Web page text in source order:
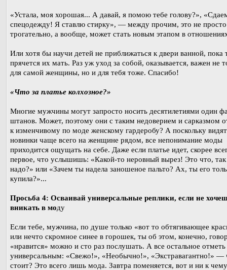
«Устала, моя хорошая... А давай, я помою тебе голову?»,
спецодежду! Я ставлю стирку», — между прочим, это не просто
трогательно, а вообще, может стать новым этапом в
Или хотя бы научи детей не приближаться к двери ванной, пока
прячется их мать. Раз уж уход за собой, оказывается, важен не
для самой женщины, но и для тебя тоже. Спасибо!
«Что за платье колхозное?»
Многие мужчины могут запросто носить десятилетиями один
штанов. Может, поэтому они с таким недоверием и сарказмом
к изменчивому по моде женскому гардеробу? А поскольку видят
новинки чаще всего на женщине рядом, все непонимание моды
приходится ощущать на себе. Даже если платье идет, скорее
первое, что услышишь: «Какой-то неровный вырез! Это что, так
надо?» или «Зачем ты надела заношеное пальто? Ах, ты его
купила?»...
Просьба 4: Осваивай универсальные реплики, если не
вникать в моду
Если тебе, мужчина, по душе только «вот то обтягивающее
или нечто скромное синее в горошек, ты об этом, конечно,
«нравится» можно и сто раз послушать. А все остальное отметь
универсальным: «Свежо!», «Необычно!», «Экстравагантно!» —
стоит? Это всего лишь мода. Завтра поменяется, вот и ни к чему